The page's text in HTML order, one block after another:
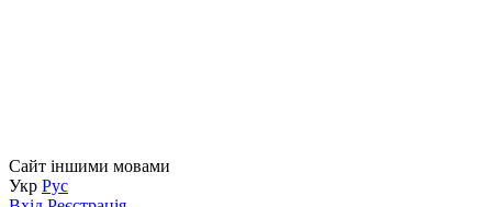
Сайт іншими мовами
Укр Рус